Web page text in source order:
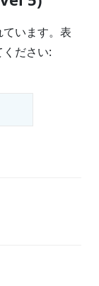
います。表
ださい: